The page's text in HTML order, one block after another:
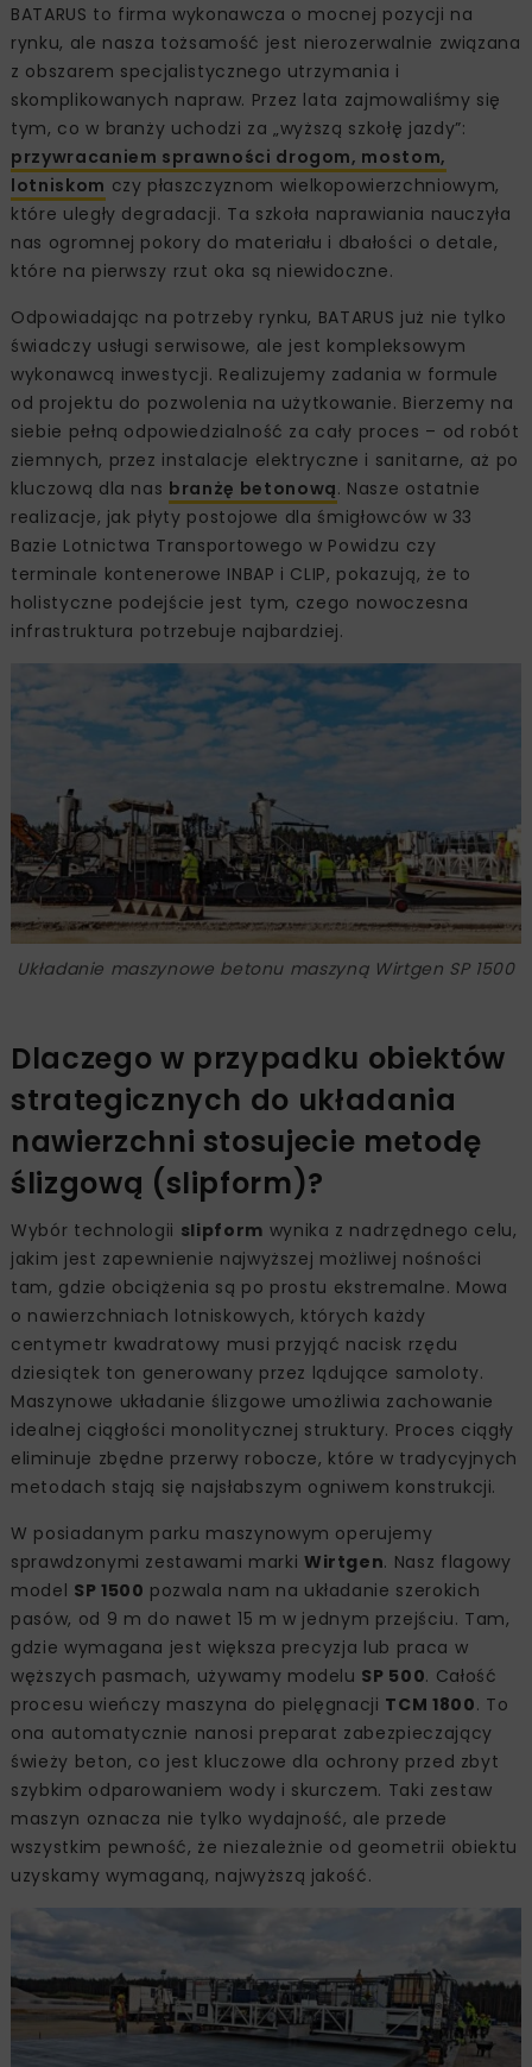
BATARUS to firma wykonawcza o mocnej pozycji na
rynku, ale nasza tożsamość jest nierozerwalnie związana
z obszarem specjalistycznego utrzymania i
skomplikowanych napraw. Przez lata zajmowaliśmy się
tym, co w branży uchodzi za „wyższą szkołę jazdy”:
przywracaniem sprawności drogom, mostom,
lotniskom czy płaszczyznom wielkopowierzchniowym,
które uległy degradacji. Ta szkoła naprawiania nauczyła
nas ogromnej pokory do materiału i dbałości o detale,
które na pierwszy rzut oka są niewidoczne.
Odpowiadając na potrzeby rynku, BATARUS już nie tylko
świadczy usługi serwisowe, ale jest kompleksowym
wykonawcą inwestycji. Realizujemy zadania w formule
od projektu do pozwolenia na użytkowanie. Bierzemy na
siebie pełną odpowiedzialność za cały proces – od robót
ziemnych, przez instalacje elektryczne i sanitarne, aż po
kluczową dla nas branżę betonową. Nasze ostatnie
realizacje, jak płyty postojowe dla śmigłowców w 33
Bazie Lotnictwa Transportowego w Powidzu czy
terminale kontenerowe INBAP i CLIP, pokazują, że to
holistyczne podejście jest tym, czego nowoczesna
infrastruktura potrzebuje najbardziej.
Układanie maszynowe betonu maszyną Wirtgen SP 1500
Dlaczego w przypadku obiektów
strategicznych do układania
nawierzchni stosujecie metodę
ślizgową (slipform)?
Wybór technologii slipform wynika z nadrzędnego celu,
jakim jest zapewnienie najwyższej możliwej nośności
tam, gdzie obciążenia są po prostu ekstremalne. Mowa
o nawierzchniach lotniskowych, których każdy
centymetr kwadratowy musi przyjąć nacisk rzędu
dziesiątek ton generowany przez lądujące samoloty.
Maszynowe układanie ślizgowe umożliwia zachowanie
idealnej ciągłości monolitycznej struktury. Proces ciągły
eliminuje zbędne przerwy robocze, które w tradycyjnych
metodach stają się najsłabszym ogniwem konstrukcji.
W posiadanym parku maszynowym operujemy
sprawdzonymi zestawami marki Wirtgen. Nasz flagowy
model SP 1500 pozwala nam na układanie szerokich
pasów, od 9 m do nawet 15 m w jednym przejściu. Tam,
gdzie wymagana jest większa precyzja lub praca w
węższych pasmach, używamy modelu SP 500. Całość
procesu wieńczy maszyna do pielęgnacji TCM 1800. To
ona automatycznie nanosi preparat zabezpieczający
świeży beton, co jest kluczowe dla ochrony przed zbyt
szybkim odparowaniem wody i skurczem. Taki zestaw
maszyn oznacza nie tylko wydajność, ale przede
wszystkim pewność, że niezależnie od geometrii obiektu
uzyskamy wymaganą, najwyższą jakość.